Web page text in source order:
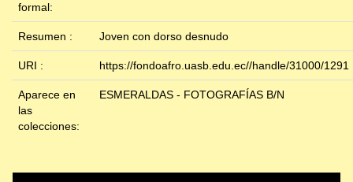
formal:
Resumen : Joven con dorso desnudo
URI : https://fondoafro.uasb.edu.ec//handle/31000/1291
Aparece en
las
colecciones:
ESMERALDAS - FOTOGRAFÍAS B/N